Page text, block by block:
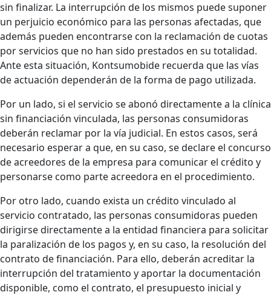
sin finalizar. La interrupción de los mismos puede suponer
un perjuicio económico para las personas afectadas, que
además pueden encontrarse con la reclamación de cuotas
por servicios que no han sido prestados en su totalidad.
Ante esta situación, Kontsumobide recuerda que las vías
de actuación dependerán de la forma de pago utilizada.
Por un lado, si el servicio se abonó directamente a la clínica
sin financiación vinculada, las personas consumidoras
deberán reclamar por la vía judicial. En estos casos, será
necesario esperar a que, en su caso, se declare el concurso
de acreedores de la empresa para comunicar el crédito y
personarse como parte acreedora en el procedimiento.
Por otro lado, cuando exista un crédito vinculado al
servicio contratado, las personas consumidoras pueden
dirigirse directamente a la entidad financiera para solicitar
la paralización de los pagos y, en su caso, la resolución del
contrato de financiación. Para ello, deberán acreditar la
interrupción del tratamiento y aportar la documentación
disponible, como el contrato, el presupuesto inicial y